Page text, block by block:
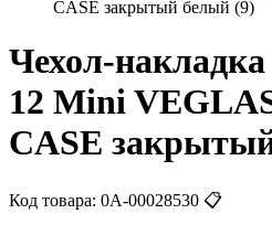
CASE закрытый белый (9)
Чехол-
12 Mini
CASE
Код товара: 0А-00028530 📋